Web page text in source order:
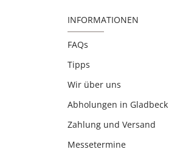
INFORMATIONEN
FAQs
Tipps
Wir über uns
Abholungen in Gladbeck
Zahlung und Versand
Messetermine